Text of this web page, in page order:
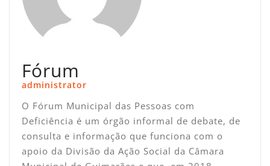
Fórum
administrator
O Fórum Municipal das Pessoas com
Deficiência é um órgão informal de debate, de
consulta e informação que funciona com o
apoio da Divisão da Ação Social da Câmara